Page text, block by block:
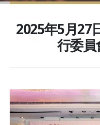
2025年5月27
行委